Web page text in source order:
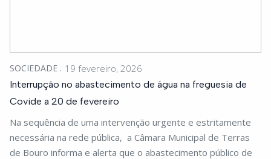
SOCIEDADE 19 fevereiro, 2026
Interrupção no abastecimento de água na freguesia de
Covide a 20 de fevereiro
Na sequência de uma intervenção urgente e estritamente
necessária na rede pública, a Câmara Municipal de Terras
de Bouro informa e alerta que o abastecimento público de